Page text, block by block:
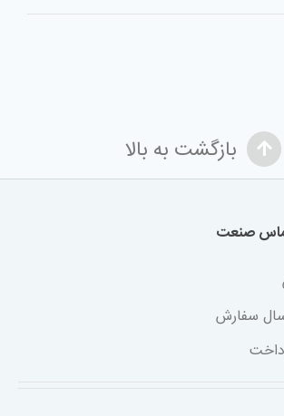
برش
لیزر
بازگشت به بالا
صنعت
سفارش